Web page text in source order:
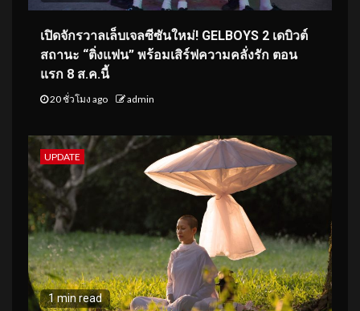
เปิดจักรวาลเล็บเจลซีซันใหม่! GELBOYS 2 เดบิวต์
สถานะ “ติ่งแฟน” พร้อมเสิร์ฟความคลั่งรัก ตอน
แรก 8 ส.ค.นี้
20 ชั่วโมง ago admin
UPDATE
1 min read